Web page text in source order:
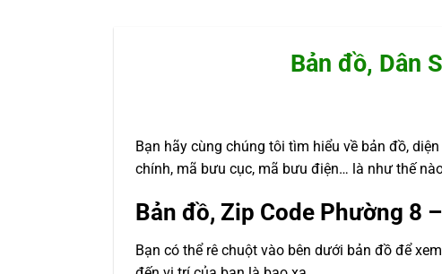
Bản đồ, Dân
Bạn hãy cùng chúng tôi tìm hiểu về bản đồ,
chính, mã bưu cục, mã bưu điện… là như thế
Bản đồ, Zip Code Phường 8
Bạn có thể rê chuột vào bên dưới bản đồ để